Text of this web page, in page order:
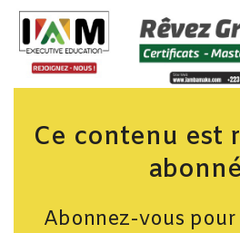
Ce contenu est
Abonnez-vous